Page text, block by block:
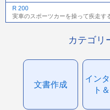
R 200
実車のスポーツカーを操って疾走す
カテゴリ
文書作成
イン
ト